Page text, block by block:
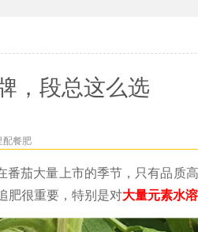
，段总这么选
配餐肥
茄大量上市的季节，只有品质
肥很重要，特别是对大量元素水